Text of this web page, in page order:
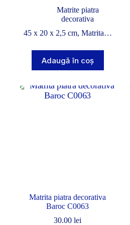
Matrite piatra
decorativa
45 x 20 x 2,5 cm, Matrita…
Adaugă în coș
Matrita piatra decorativa
Baroc C0063
30.00 lei